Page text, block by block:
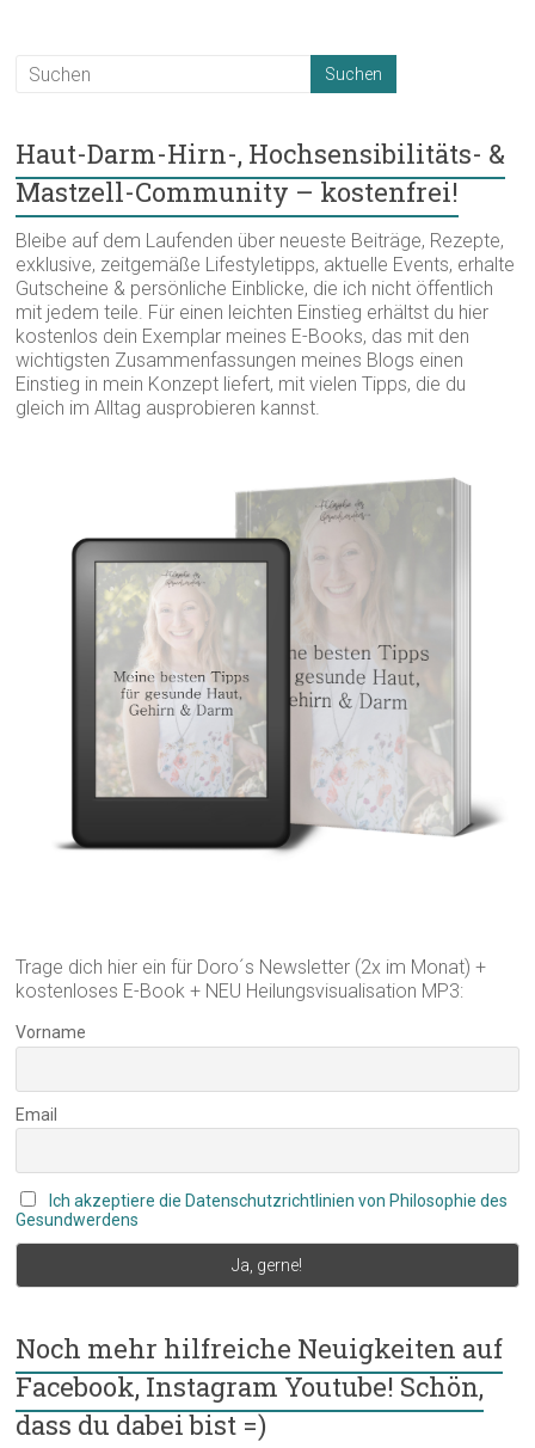
Haut-Darm-Hirn-, Hochsensibilitäts- &
Mastzell-Community – kostenfrei!
Bleibe auf dem Laufenden über neueste Beiträge, Rezepte,
exklusive, zeitgemäße Lifestyletipps, aktuelle Events, erhalte
Gutscheine & persönliche Einblicke, die ich nicht öffentlich
mit jedem teile. Für einen leichten Einstieg erhältst du hier
kostenlos dein Exemplar meines E-Books, das mit den
wichtigsten Zusammenfassungen meines Blogs einen
Einstieg in mein Konzept liefert, mit vielen Tipps, die du
gleich im Alltag ausprobieren kannst.
Trage dich hier ein für Doro´s Newsletter (2x im Monat) +
kostenloses E-Book + NEU Heilungsvisualisation MP3:
Vorname
Email
Ich akzeptiere die Datenschutzrichtlinien von Philosophie des
Gesundwerdens
Noch mehr hilfreiche Neuigkeiten auf
Facebook, Instagram Youtube! Schön,
dass du dabei bist =)